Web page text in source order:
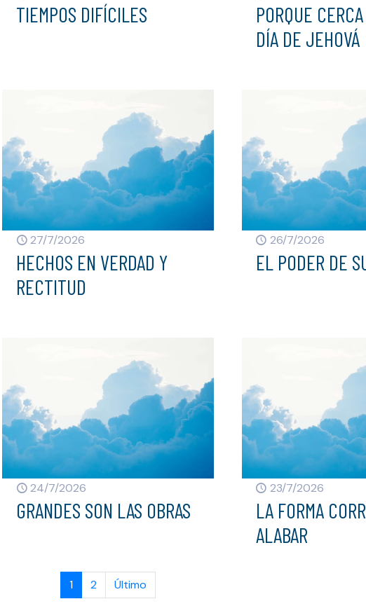
TIEMPOS DIFÍCILES
PORQUE
DÍA DE JEHOVÁ
27/7/2026
HECHOS EN VERDAD Y
RECTITUD
26/7/2026
EL PODER DE
24/7/2026
GRANDES SON LAS OBRAS
23/7/2026
LA FORMA
ALABAR
1 2 Último